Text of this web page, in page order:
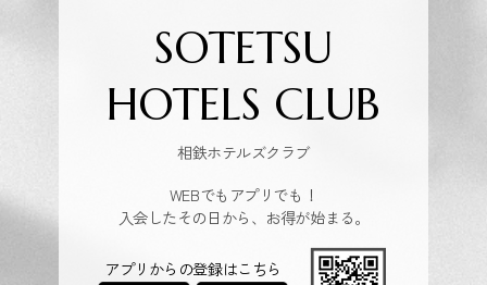
SOTETSU
HOTELS CLUB
相鉄ホテルズクラブ
WEBでもアプリでも！
入会したその日から、お得が始まる。
アプリからの登録はこちら